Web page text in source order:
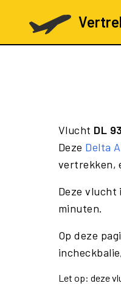
Vlucht DL
Deze Delta
vertrekken,
Deze vlucht
minuten.
Op deze
Let op: deze